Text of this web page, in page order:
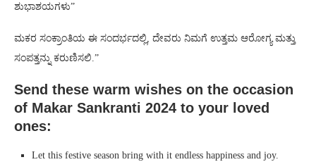
ಶುಭಾಶಯಗಳು”
ಮಕರ ಸಂಕ್ರಾಂತಿಯ ಈ ಸಂದರ್ಭದಲ್ಲಿ, ದೇವರು ನಿಮಗೆ ಉತ್ತಮ ಆರೋಗ್ಯ ಮತ್ತು
ಸಂಪತ್ತನ್ನು ಕರುಣಿಸಲಿ.”
Send these warm wishes on the occasion
of Makar Sankranti 2024 to your loved
ones:
Let this festive season bring with it endless happiness and joy.